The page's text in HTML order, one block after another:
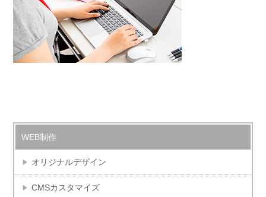
WEB制作
オリジナルデザイン
CMSカスタマイズ